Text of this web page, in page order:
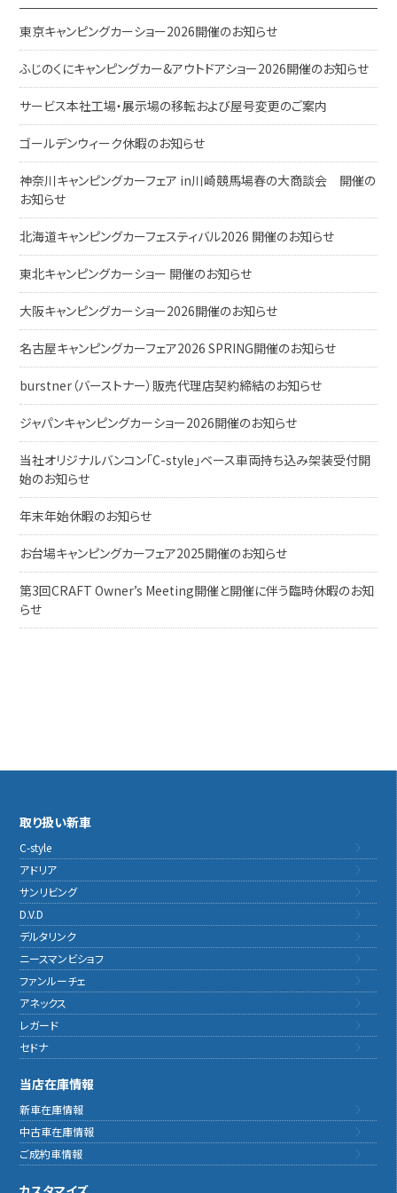
東京キャンピングカーショー2026開催のお知らせ
ふじのくにキャンピングカー&アウトドアショー2026開催のお知らせ
サービス本社工場・展示場の移転および屋号変更のご案内
ゴールデンウィーク休暇のお知らせ
神奈川キャンピングカーフェア in川崎競馬場春の大商談会 開催の
お知らせ
北海道キャンピングカーフェスティバル2026 開催のお知らせ
東北キャンピングカーショー 開催のお知らせ
大阪キャンピングカーショー2026開催のお知らせ
名古屋キャンピングカーフェア2026 SPRING開催のお知らせ
burstner（バーストナー）販売代理店契約締結のお知らせ
ジャパンキャンピングカーショー2026開催のお知らせ
当社オリジナルバンコン「C-style」ベース車両持ち込み架装受付開
始のお知らせ
年末年始休暇のお知らせ
お台場キャンピングカーフェア2025開催のお知らせ
第3回CRAFT Owner’s Meeting開催と開催に伴う臨時休暇のお知
らせ
取り扱い新車
C-style
アドリア
サンリビング
D.V.D
デルタリンク
ニースマンビショフ
ファンルーチェ
アネックス
レガード
セドナ
当店在庫情報
新車在庫情報
中古車在庫情報
ご成約車情報